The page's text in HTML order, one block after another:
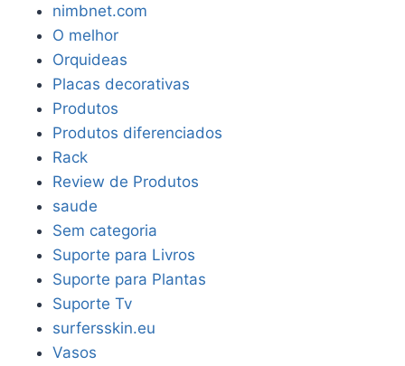
nimbnet.com
O melhor
Orquideas
Placas decorativas
Produtos
Produtos diferenciados
Rack
Review de Produtos
saude
Sem categoria
Suporte para Livros
Suporte para Plantas
Suporte Tv
surfersskin.eu
Vasos